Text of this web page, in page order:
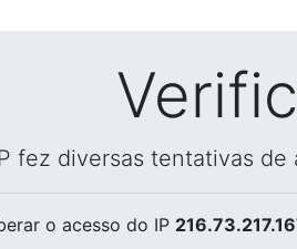
fez diversas tentativas
o acesso do IP